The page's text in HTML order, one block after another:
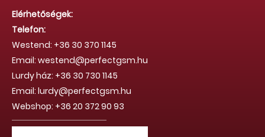
Elérhetőségek:
Telefon:
Westend: +36 30 370 1145
Email: westend@perfectgsm.hu
Lurdy ház: +36 30 730 1145
Email: lurdy@perfectgsm.hu
Webshop: +36 20 372 90 93